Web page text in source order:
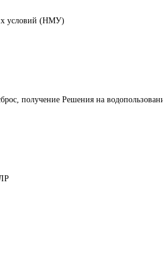
условий (НМУ)
получение Решения на